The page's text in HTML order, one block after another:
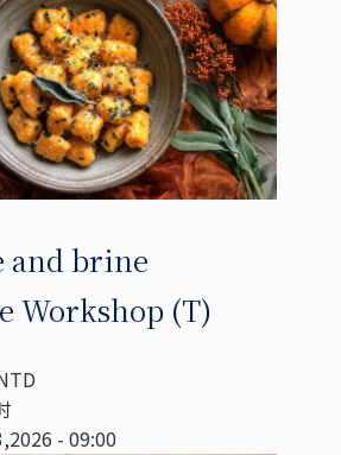
and brine
Workshop (T)
- 09:00